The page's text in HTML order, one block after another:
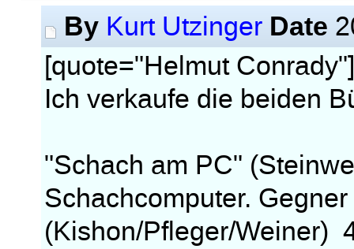
By Kurt Utzinger Date
[quote="Helmut
Ich verkaufe die beiden
"Schach am PC"
Schachcomputer.
(Kishon/Pfleger/Weiner)